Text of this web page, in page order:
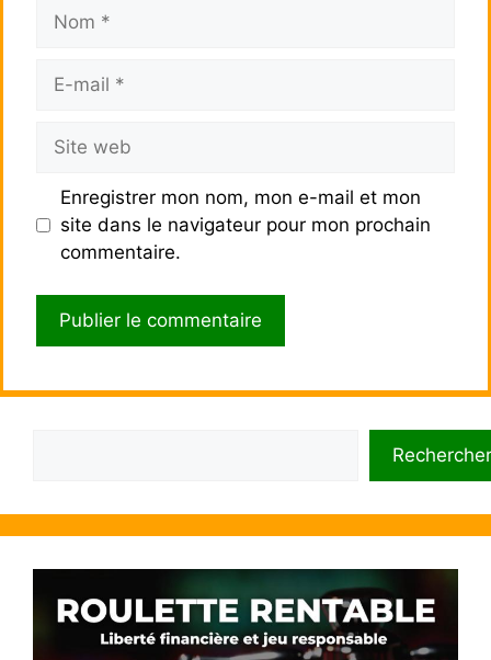
Nom
Site
web
Enregistrer mon nom, mon e-mail et mon
site dans le navigateur pour mon prochain
commentaire.
Rechercher